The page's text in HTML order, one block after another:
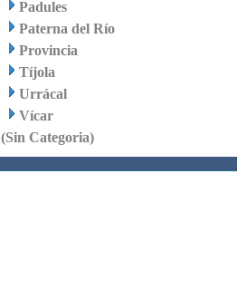
Padules
Paterna del Río
Provincia
Tíjola
Urrácal
Vícar
(Sin Categoria)